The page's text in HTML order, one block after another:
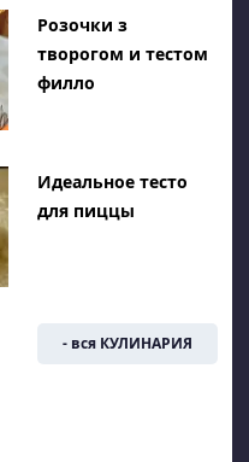
Розочки з
творогом и тестом
филло
Идеальное тесто
для пиццы
- вся КУЛИНАРИЯ